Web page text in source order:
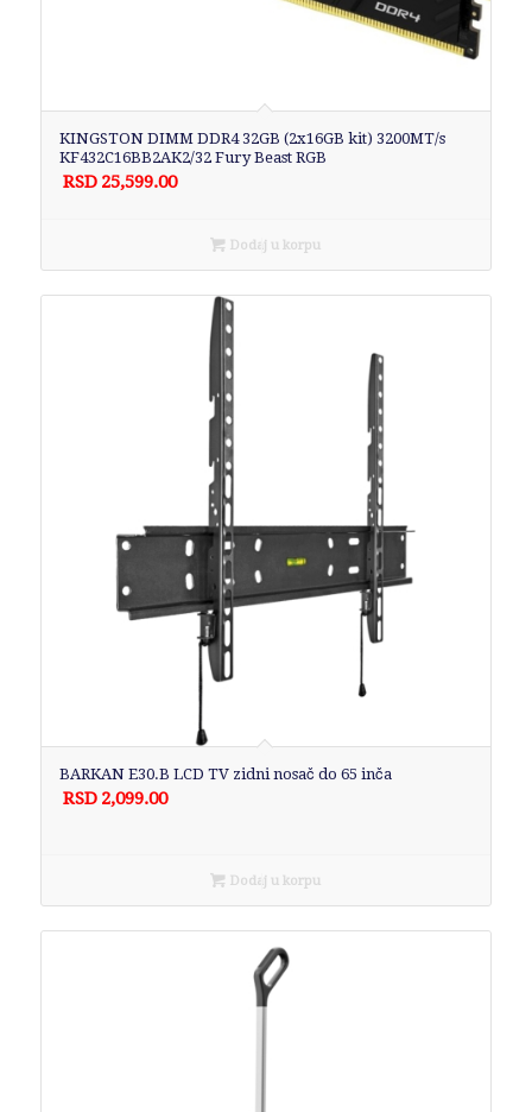
KINGSTON DIMM DDR4 32GB (2x16GB kit) 3200MT/s
KF432C16BB2AK2/32 Fury Beast RGB
RSD 25,599.00
Dodaj u korpu
BARKAN E30.B LCD TV zidni nosač do 65 inča
RSD 2,099.00
Dodaj u korpu